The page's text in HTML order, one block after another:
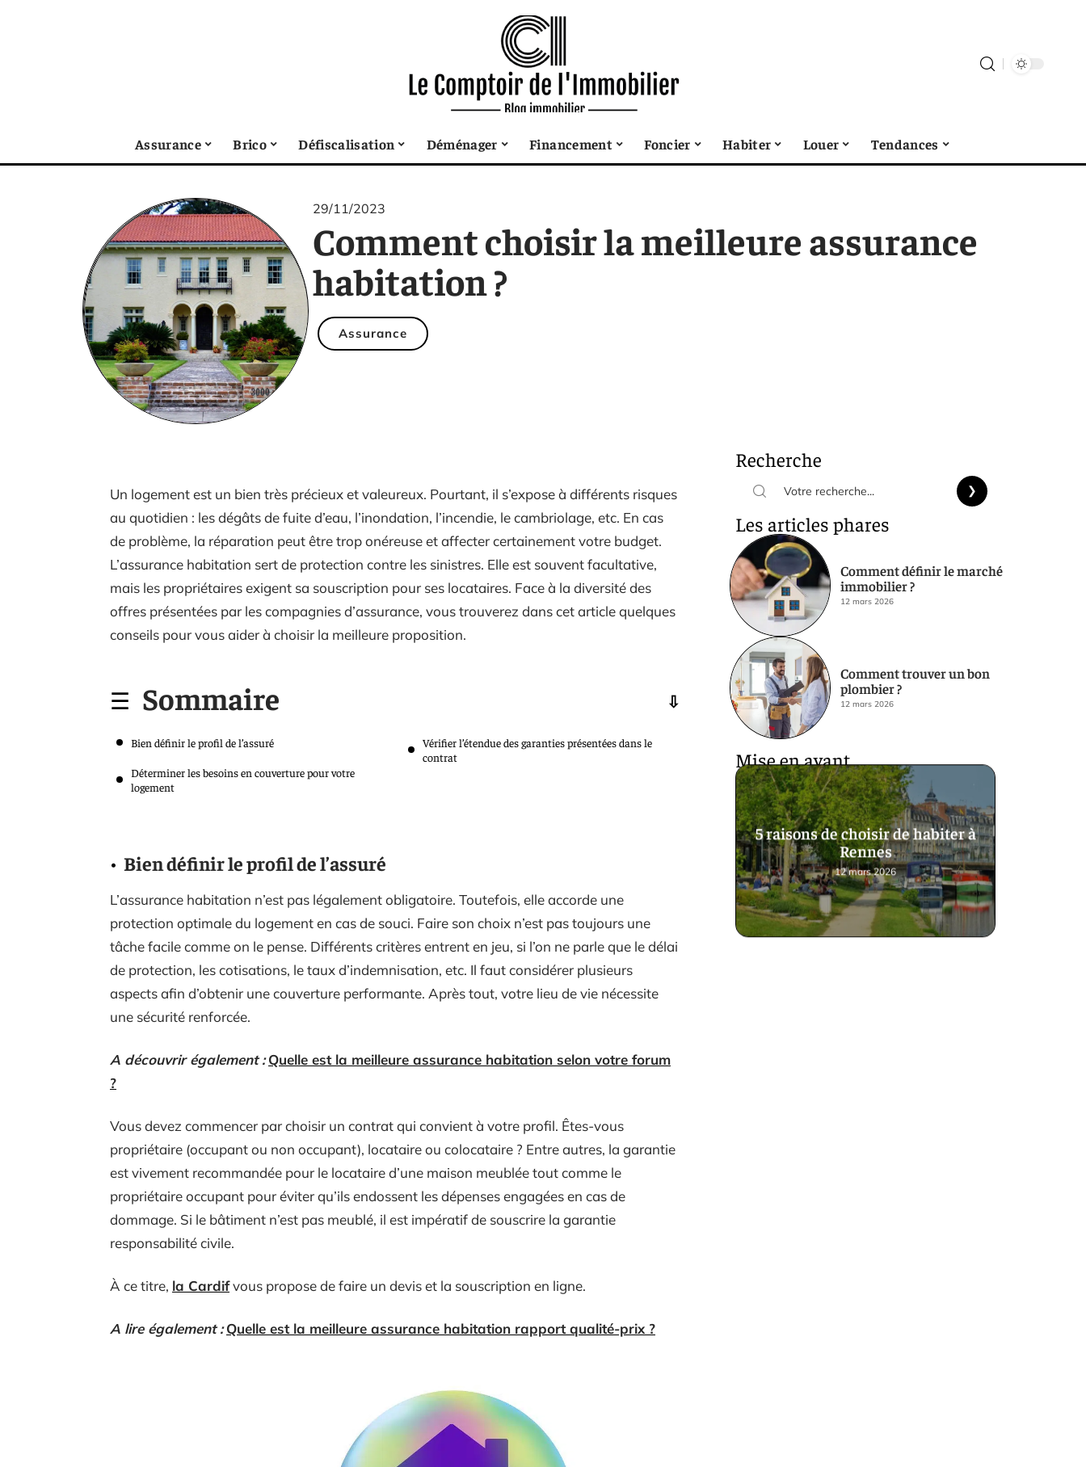
Assurance Brico Défiscalisation Déménager Financement Foncier Habiter Louer Tendances
29/11/2023
Comment choisir la meilleure assurance
habitation ?
Assurance
Un logement est un bien très précieux et valeureux. Pourtant, il s’expose à différents risques
au quotidien : les dégâts de fuite d’eau, l’inondation, l’incendie, le cambriolage, etc. En cas
de problème, la réparation peut être trop onéreuse et affecter certainement votre budget.
L’assurance habitation sert de protection contre les sinistres. Elle est souvent facultative,
mais les propriétaires exigent sa souscription pour ses locataires. Face à la diversité des
offres présentées par les compagnies d’assurance, vous trouverez dans cet article quelques
conseils pour vous aider à choisir la meilleure proposition.
Sommaire
Bien définir le profil de l’assuré
Déterminer les besoins en couverture pour votre
logement
Vérifier l’étendue des garanties présentées dans le
contrat
Bien définir le profil de l’assuré
L’assurance habitation n’est pas légalement obligatoire. Toutefois, elle accorde une
protection optimale du logement en cas de souci. Faire son choix n’est pas toujours une
tâche facile comme on le pense. Différents critères entrent en jeu, si l’on ne parle que le délai
de protection, les cotisations, le taux d’indemnisation, etc. Il faut considérer plusieurs
aspects afin d’obtenir une couverture performante. Après tout, votre lieu de vie nécessite
une sécurité renforcée.
A découvrir également : Quelle est la meilleure assurance habitation selon votre forum
?
Vous devez commencer par choisir un contrat qui convient à votre profil. Êtes-vous
propriétaire (occupant ou non occupant), locataire ou colocataire ? Entre autres, la garantie
est vivement recommandée pour le locataire d’une maison meublée tout comme le
propriétaire occupant pour éviter qu’ils endossent les dépenses engagées en cas de
dommage. Si le bâtiment n’est pas meublé, il est impératif de souscrire la garantie
responsabilité civile.
À ce titre, la Cardifvous propose de faire un devis et la souscription en ligne.
A lire également : Quelle est la meilleure assurance habitation rapport qualité-prix ?
Recherche
Les articles phares
Comment définir le marché
immobilier ?
12 mars 2026
Comment trouver un bon
plombier ?
12 mars 2026
Mise en avant
5 raisons de choisir de habiter à
Rennes
12 mars 2026